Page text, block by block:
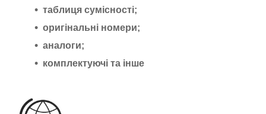
таблиця сумісності;
оригінальні номери;
аналоги;
комплектуючі та інше